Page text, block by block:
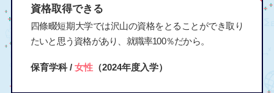
資格取得できる
四條畷短期大学では沢山の資格をとることができ取り
たいと思う資格があり、就職率100％だから。
保育学科 / 女性（2024年度入学）